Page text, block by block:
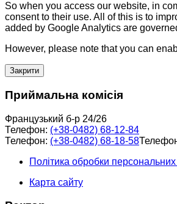
So when you access our website, in
consent to their use. All of this is to
added by Google Analytics are
However, please note that you can
Закрити
Приймальна комісія
Французький б-р 24/26
Телефон: (+38-0482) 68-12-84
Телефон: (+38-0482) 68-18-58
Політика обробки
Карта сайту